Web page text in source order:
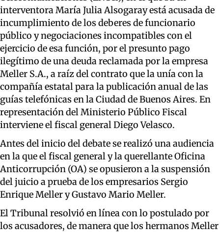
interventora María Julia Alsogaray está acusada de
incumplimiento de los deberes de funcionario
público y negociaciones incompatibles con el
ejercicio de esa función, por el presunto pago
ilegítimo de una deuda reclamada por la empresa
Meller S.A., a raíz del contrato que la unía con la
compañía estatal para la publicación anual de las
guías telefónicas en la Ciudad de Buenos Aires. En
representación del Ministerio Público Fiscal
interviene el fiscal general Diego Velasco.
Antes del inicio del debate se realizó una audiencia
en la que el fiscal general y la querellante Oficina
Anticorrupción (OA) se opusieron a la suspensión
del juicio a prueba de los empresarios Sergio
Enrique Meller y Gustavo Mario Meller.
El Tribunal resolvió en línea con lo postulado por
los acusadores, de manera que los hermanos Meller